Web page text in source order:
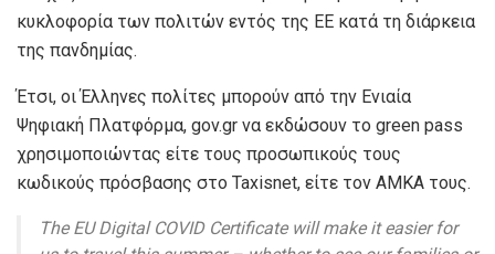
κυκλοφορία των πολιτών εντός της ΕΕ κατά τη διάρκεια
της πανδημίας.
Έτσι, οι Έλληνες πολίτες μπορούν από την Ενιαία
Ψηφιακή Πλατφόρμα, gov.gr να εκδώσουν το green pass
χρησιμοποιώντας είτε τους προσωπικούς τους
κωδικούς πρόσβασης στο Taxisnet, είτε τον ΑΜΚΑ τους.
The EU Digital COVID Certificate will make it easier for